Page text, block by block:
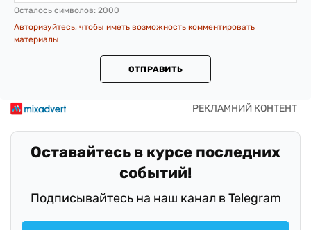
Осталось символов: 2000
Авторизуйтесь, чтобы иметь возможность комментировать
материалы
ОТПРАВИТЬ
Оставайтесь в курсе последних
событий!
Подписывайтесь на наш канал в Telegram